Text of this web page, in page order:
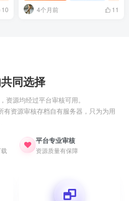
10 4个月前 11
同选择
资源均经过平台审核可用。
有资源审核存档自有服务器，只为为用
平台专业审核
资源质量有保障